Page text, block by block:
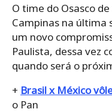
O time do Osasco
Campinas na última
um novo
Paulista, dessa vez
quando será o
+ Brasil x México
o Pan